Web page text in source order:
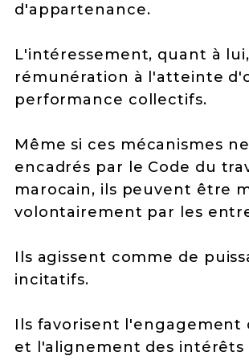
d'appartenance.
L'intéressement, quant à
rémunération à l'atteinte
performance collectifs.
Même si ces mécanismes
encadrés par le Code du
marocain, ils peuvent être
volontairement par les
Ils agissent comme de
incitatifs.
Ils favorisent l'engagement
et l'alignement des intérêts